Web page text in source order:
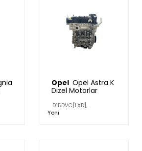
Opel
Dizel Motorlar
D15DVC[LXD],
F15DVC[LXD],
Yeni